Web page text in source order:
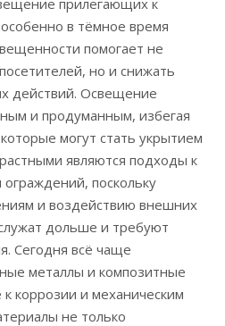
прилегающих к
в тёмное время
помогает не
но и снижать
действий. Освещение
и продуманным, избегая
могут стать укрытием
являются подходы к
поскольку
и воздействию внешних
дольше и требуют
Сегодня всё чаще
металлы и композитные
коррозии и механическим
не только